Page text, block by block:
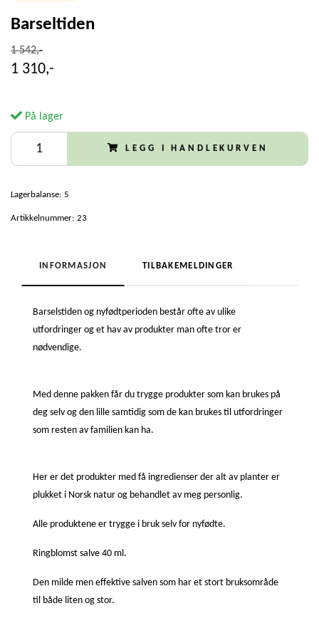
Barseltiden
1 542,-
1 310,-
På lager
LEGG I HANDLEKURVEN
Lagerbalanse: 5
Artikkelnummer: 23
INFORMASJON TILBAKEMELDINGER
Barselstiden og nyfødtperioden består ofte av ulike
utfordringer og et hav av produkter man ofte tror er
nødvendige.
Med denne pakken får du trygge produkter som kan brukes på
deg selv og den lille samtidig som de kan brukes til utfordringer
som resten av familien kan ha.
Her er det produkter med få ingredienser der alt av planter er
plukket i Norsk natur og behandlet av meg personlig.
Alle produktene er trygge i bruk selv for nyfødte.
Ringblomst salve 40 ml.
Den milde men effektive salven som har et stort bruksområde
til både liten og stor.